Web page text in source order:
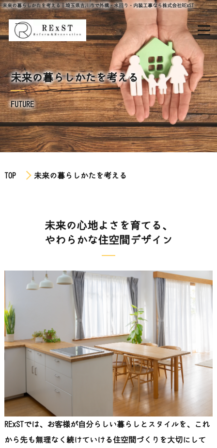
未来の暮らしかたを考える｜埼玉県吉川市で外構・水回り・内装工事なら株式会社RExST
未来の暮らしかたを考える
FUTURE
TOP 未来の暮らしかたを考える
未来の心地よさを育てる、
やわらかな住空間デザイン
RExSTでは、お客様が自分らしい暮らしとスタイルを、これ
から先も無理なく続けていける住空間づくりを大切にして